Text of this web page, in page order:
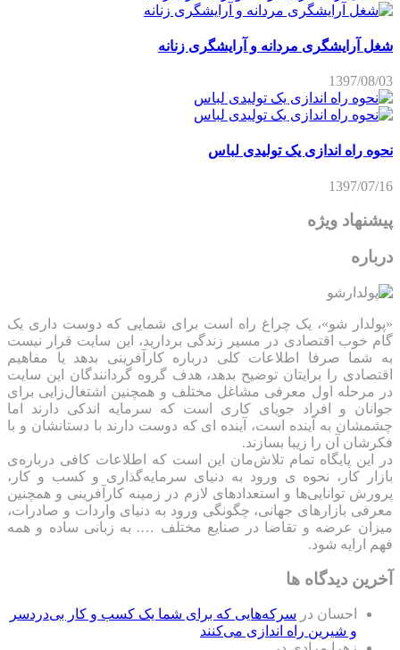
شغل آرایشگری مردانه و آرایشگری زنانه
1397/08/03
نحوه راه اندازی یک تولیدی لباس
1397/07/16
پیشنهاد ویژه
درباره
«پولدار شو»، یک چراغ راه است برای شمایی که دوست داری یک
گام خوب اقتصادی در مسیر زندگی بردارید، این سایت قرار نیست
به شما صرفا اطلاعات کلی درباره کارآفرینی بدهد یا مفاهیم
اقتصادی را برایتان توضیح بدهد، هدف گروه گردانندگان این سایت
در مرحله اول معرفی مشاغل مختلف و همچنین اشتغال‌زایی برای
جوانان و افراد جویای کاری است که سرمایه اندکی دارند اما
چشمشان به آینده است، آینده ای که دوست دارند با دستانشان و با
فکرشان آن را زیبا بسازند.
در این پایگاه تمام تلاش‌مان این است که ‌اطلاعات کافی درباره‌ی
بازار کار، نحوه ی ورود به دنیای سرمایه‌گذاری و کسب و کار،
پرورش توانایی‌ها و استعدادهای لازم در زمینه کارآفرینی و همچنین
معرفی بازارهای جهانی، چگونگی ورود به دنیای واردات و صادرات،
میزان عرضه و تقاضا در صنایع مختلف …. به زبانی ساده و همه
فهم ارایه شود.
آخرین دیدگاه ها
احسان در سرکه‌هایی که برای شما یک کسب و کار بی‌دردسر
و شیرین راه اندازی می‌کنند